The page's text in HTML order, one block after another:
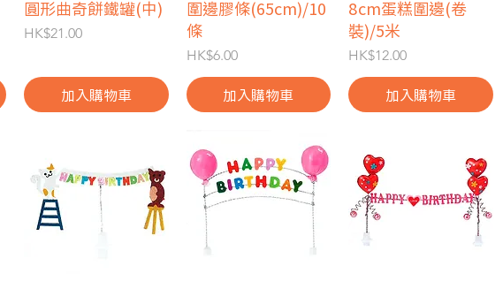
快速瀏覽
圓形曲奇餅鐵罐(中)
價格
HK$21.00
加入購物車
快速瀏覽
圍邊膠條(65cm)/10
條
價格
HK$6.00
加入購物車
快速瀏覽
8cm蛋糕圍邊(卷
裝)/5米
價格
HK$12.00
加入購物車